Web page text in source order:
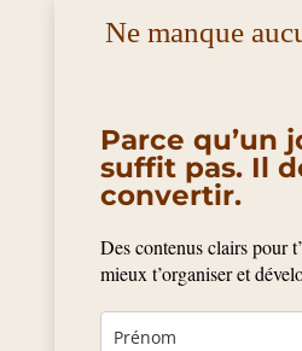
Ne manque
Parce qu’un
suffit pas. Il
convertir.
Des contenus clairs pour
mieux t’organiser et